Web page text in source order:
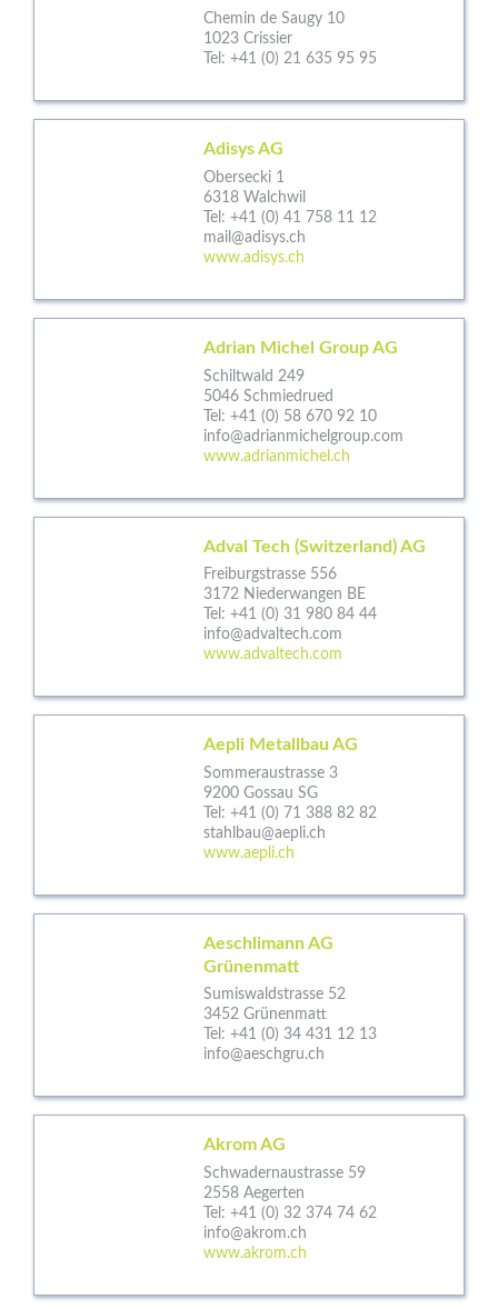
Chemin de Saugy 10
1023 Crissier
Tel: +41 (0) 21 635 95 95
Adisys AG
Obersecki 1
6318 Walchwil
Tel: +41 (0) 41 758 11 12
mail@adisys.ch
www.adisys.ch
Adrian Michel Group AG
Schiltwald 249
5046 Schmiedrued
Tel: +41 (0) 58 670 92 10
info@adrianmichelgroup.com
www.adrianmichel.ch
Adval Tech (Switzerland) AG
Freiburgstrasse 556
3172 Niederwangen BE
Tel: +41 (0) 31 980 84 44
info@advaltech.com
www.advaltech.com
Aepli Metallbau AG
Sommeraustrasse 3
9200 Gossau SG
Tel: +41 (0) 71 388 82 82
stahlbau@aepli.ch
www.aepli.ch
Aeschlimann AG
Grünenmatt
Sumiswaldstrasse 52
3452 Grünenmatt
Tel: +41 (0) 34 431 12 13
info@aeschgru.ch
Akrom AG
Schwadernaustrasse 59
2558 Aegerten
Tel: +41 (0) 32 374 74 62
info@akrom.ch
www.akrom.ch